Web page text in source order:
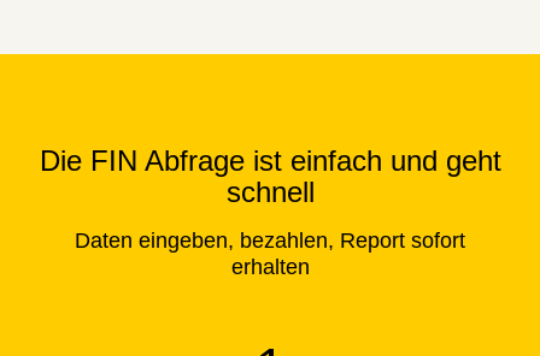
Die FIN Abfrage ist einfach und geht
schnell
Daten eingeben, bezahlen, Report sofort
erhalten